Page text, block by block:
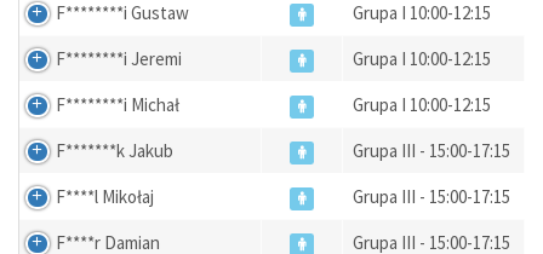
F********i Gustaw
Grupa I 10:00-12:15
F********i Jeremi
Grupa I 10:00-12:15
F********i Michał
Grupa I 10:00-12:15
F*******k Jakub
Grupa III - 15:00-17:15
F****l Mikołaj
Grupa III - 15:00-17:15
F****r Damian
Grupa III - 15:00-17:15